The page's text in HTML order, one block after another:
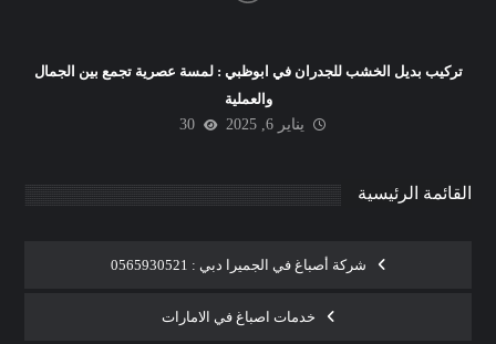
تركيب بديل الخشب للجدران في ابوظبي : لمسة عصرية تجمع بين الجمال
والعملية
يناير 6, 2025
30
القائمة الرئيسية
شركة أصباغ في الجميرا دبي : 0565930521
خدمات اصباغ في الامارات